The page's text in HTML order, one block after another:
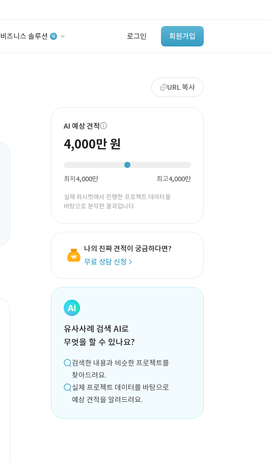
비즈니스 솔루션 로그인 회원가입
‘이런 거’ 만들어본
개발 회사 있어?
바로가기
URL 복사
AI 예상 견적
4,000만 원
최저4,000만 최고4,000만
실제 위시켓에서 진행한 프로젝트 데이터를
바탕으로 분석한 결과입니다.
나의 진짜 견적이 궁금하다면?
무료 상담 신청
유사사례 검색 AI로
무엇을 할 수 있나요?
검색한 내용과 비슷한 프로젝트를
찾아드려요.
실제 프로젝트 데이터를 바탕으로
예상 견적을 알려드려요.